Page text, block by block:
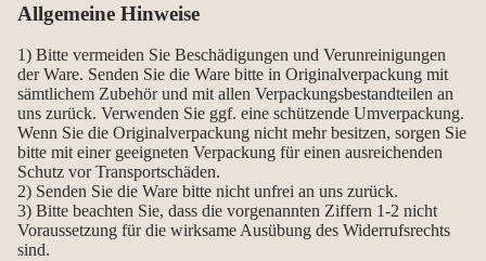
Allgemeine Hinweise
1) Bitte vermeiden Sie Beschädigungen und Verunreinigungen
der Ware. Senden Sie die Ware bitte in Originalverpackung mit
sämtlichem Zubehör und mit allen Verpackungsbestandteilen an
uns zurück. Verwenden Sie ggf. eine schützende Umverpackung.
Wenn Sie die Originalverpackung nicht mehr besitzen, sorgen Sie
bitte mit einer geeigneten Verpackung für einen ausreichenden
Schutz vor Transportschäden.
2) Senden Sie die Ware bitte nicht unfrei an uns zurück.
3) Bitte beachten Sie, dass die vorgenannten Ziffern 1-2 nicht
Voraussetzung für die wirksame Ausübung des Widerrufsrechts
sind.